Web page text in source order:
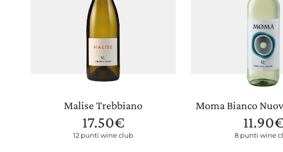
Il nostro shop
Malise Trebbiano
17.50€
12 punti wine club
Moma Bianco
11.90
8 punti wine